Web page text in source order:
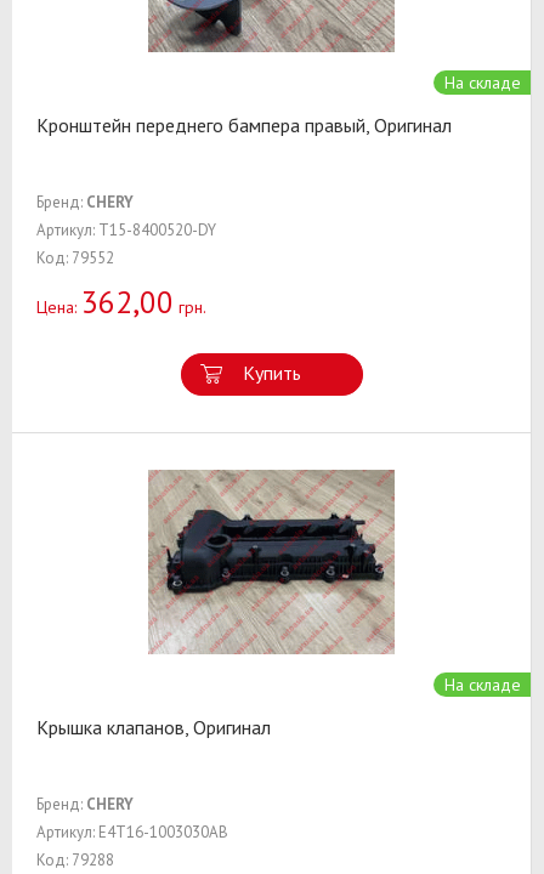
На складе
Кронштейн переднего бампера правый, Оригинал
Бренд: CHERY
Артикул: T15-8400520-DY
Код: 79552
Цена: 362,00 грн.
Купить
На складе
Крышка клапанов, Оригинал
Бренд: CHERY
Артикул: E4T16-1003030AB
Код: 79288